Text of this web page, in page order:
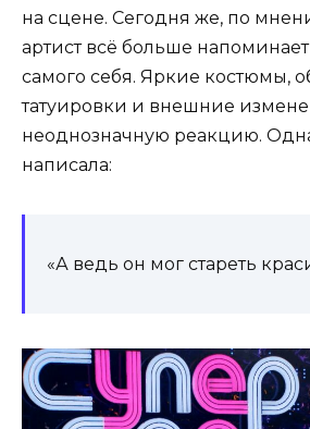
на сцене. Сегодня же, по
артист всё больше
самого себя. Яркие костюмы,
татуировки и внешние
неоднозначную реакцию.
написала:
«А ведь он мог стареть